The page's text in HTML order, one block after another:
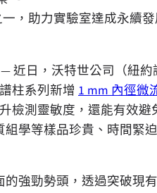
，助力實驗室達成永續
近日，沃特世公司（紐約
柱系列新增 1 mm 內徑微
檢測靈敏度，還能有效避
學等樣品珍貴、時間緊
強勁勢頭，透過突破現